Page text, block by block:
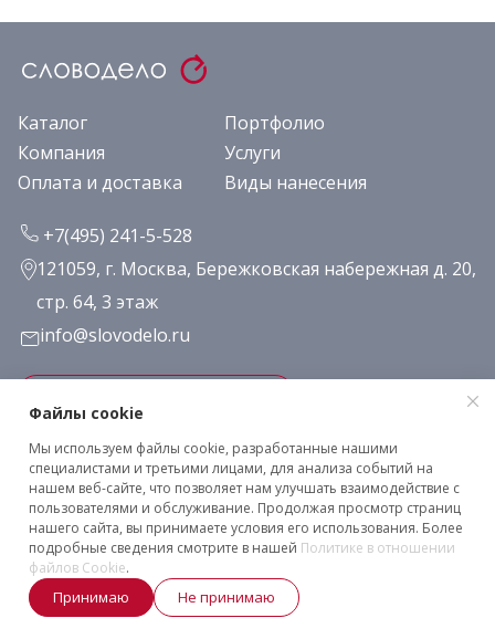
Каталог
Портфолио
Компания
Услуги
Оплата и доставка
Виды нанесения
+7(495) 241-5-528
121059, г. Москва, Бережковская набережная д. 20,
стр. 64, 3 этаж
info@slovodelo.ru
Заказать звонок
Подписаться на рассылку
Клиентское соглашение
Политика конфиденциальности
2026 © «Словодело». Все права защищены
Файлы cookie
Мы используем файлы cookie, разработанные нашими
специалистами и третьими лицами, для анализа событий на
нашем веб-сайте, что позволяет нам улучшать взаимодействие с
пользователями и обслуживание. Продолжая просмотр страниц
нашего сайта, вы принимаете условия его использования. Более
подробные сведения смотрите в нашей Политике в отношении
файлов Cookie.
Принимаю Не принимаю